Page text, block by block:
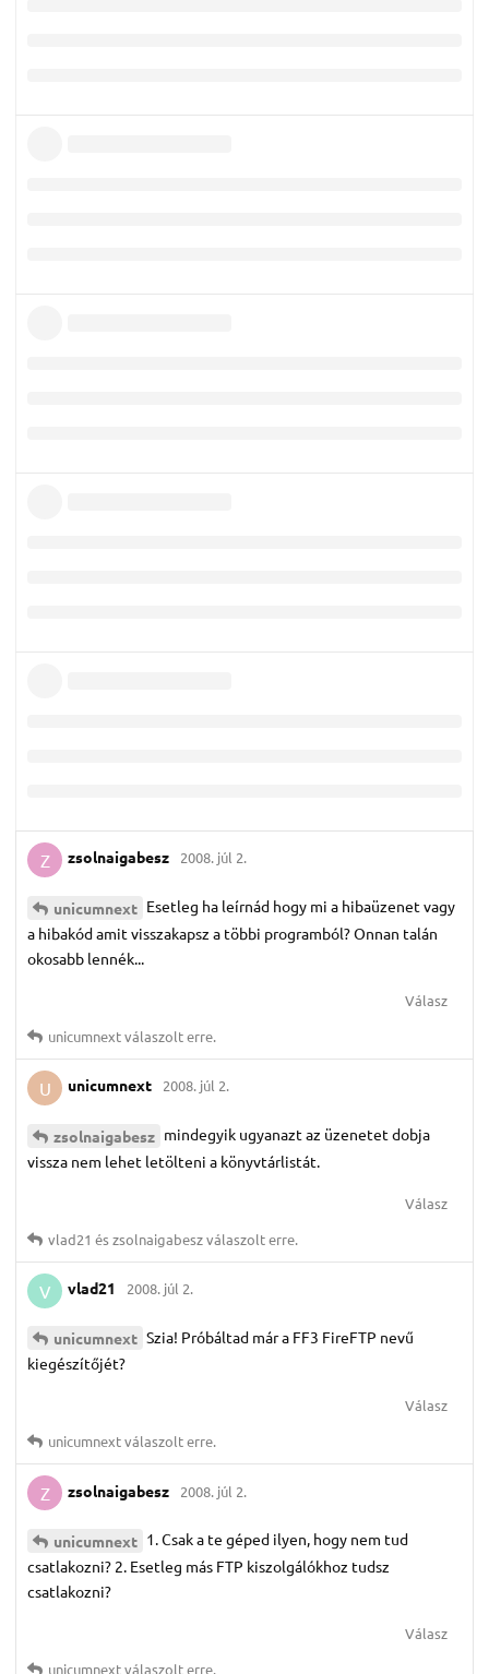
Z zsolnaigabesz 2008. júl 2.
unicumnext Esetleg ha leírnád hogy mi a hibaüzenet vagy
a hibakód amit visszakapsz a többi programból? Onnan talán
okosabb lennék...
Válasz
unicumnextválaszolt erre.
U unicumnext 2008. júl 2.
zsolnaigabesz mindegyik ugyanazt az üzenetet dobja
vissza nem lehet letölteni a könyvtárlistát.
Válasz
vlad21 észsolnaigabeszválaszolt erre.
V vlad21 2008. júl 2.
unicumnext Szia! Próbáltad már a FF3 FireFTP nevű
kiegészítőjét?
Válasz
unicumnextválaszolt erre.
Z zsolnaigabesz 2008. júl 2.
unicumnext 1. Csak a te géped ilyen, hogy nem tud
csatlakozni? 2. Esetleg más FTP kiszolgálókhoz tudsz
csatlakozni?
Válasz
unicumnextválaszolt erre.